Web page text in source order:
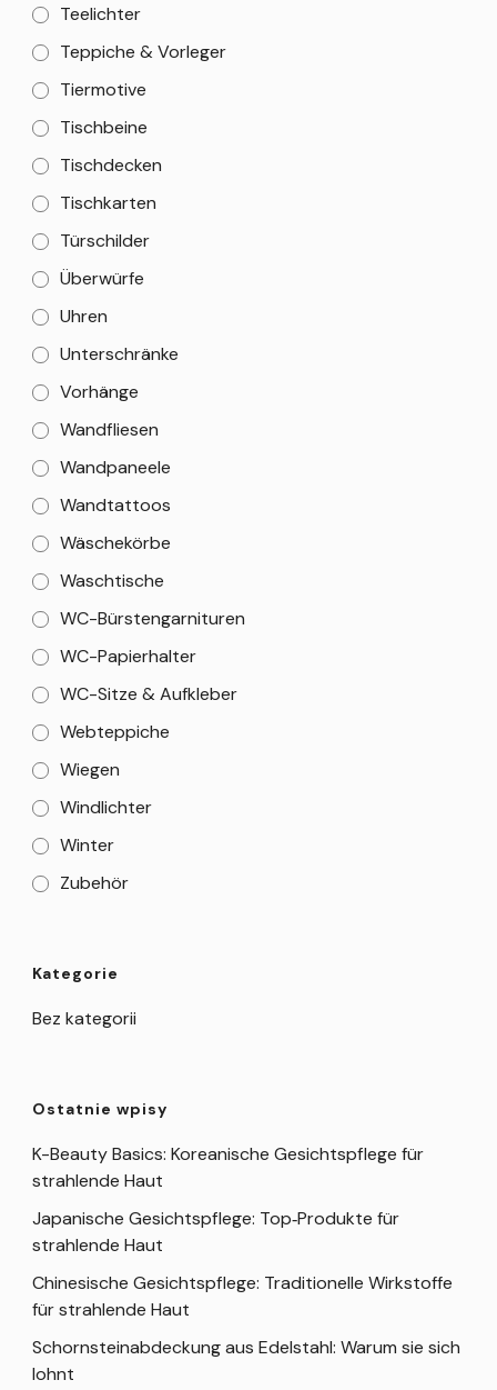
Teelichter
Teppiche & Vorleger
Tiermotive
Tischbeine
Tischdecken
Tischkarten
Türschilder
Überwürfe
Uhren
Unterschränke
Vorhänge
Wandfliesen
Wandpaneele
Wandtattoos
Wäschekörbe
Waschtische
WC-Bürstengarnituren
WC-Papierhalter
WC-Sitze & Aufkleber
Webteppiche
Wiegen
Windlichter
Winter
Zubehör
Kategorie
Bez kategorii
Ostatnie wpisy
K-Beauty Basics: Koreanische Gesichtspflege für
strahlende Haut
Japanische Gesichtspflege: Top‑Produkte für
strahlende Haut
Chinesische Gesichtspflege: Traditionelle Wirkstoffe
für strahlende Haut
Schornsteinabdeckung aus Edelstahl: Warum sie sich
lohnt